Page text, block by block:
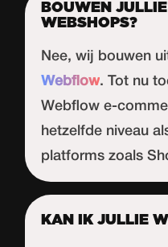
BOUWEN
WEBSHOPS?
Nee, wij bouwen
Webflow. Tot nu
Webflow e-
hetzelfde niveau
platforms zoals
KAN IK JULLIE